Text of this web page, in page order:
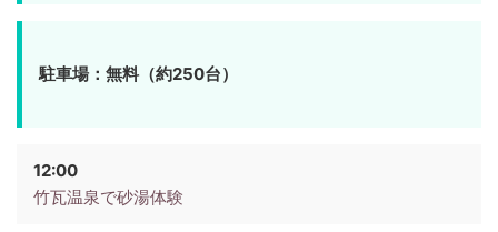
駐車場：無料（約250台）
12:00
竹瓦温泉で砂湯体験